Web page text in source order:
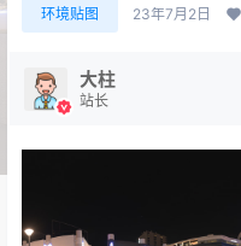
环境贴图 23年7月2日
大柱
站长